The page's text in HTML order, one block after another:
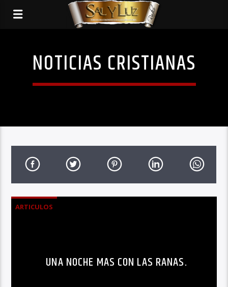
NOTICIAS CRISTIANAS
ARTICULOS
UNA NOCHE MAS CON LAS RANAS.